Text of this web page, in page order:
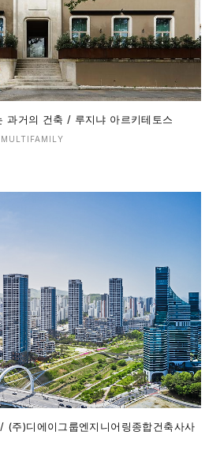
과거의 건축 / 루지냐 아르키테토스
주)디에이그룹엔지니어링종합건축사사